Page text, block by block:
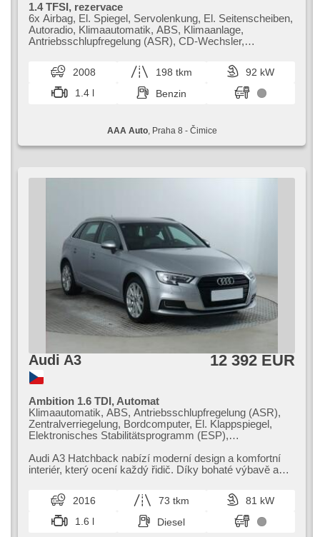
1.4 TFSI, rezervace
6x Airbag, El. Spiegel, Servolenkung, El. Seitenscheiben,
Autoradio, Klimaautomatik, ABS, Klimaanlage,
Antriebsschlupfregelung (ASR), CD-Wechsler,
(ESP), Nebelscheinwerfer, beheizte Sitze, Handgetriebe
2008 198 tkm
92 kW
1.4 l
Benzin
AAA Auto, Praha 8 - Čimice
Audi A3 12 392 EUR
Ambition 1.6 TDI, Automat
Klimaautomatik, ABS, Antriebsschlupfregelung (ASR),
Zentralverriegelung, Bordcomputer, El. Klappspiegel,
Elektronisches Stabilitätsprogramm (ESP),
Scheibenwischersensor, starten per Taste,
Reifendrucksensor, USB, El. Spiegel, Servolenkung, El.
Automatikgetriebe
Audi A3 Hatchback nabízí moderní design a komfortní
interiér,​ který ocení každý řidič. Díky bohaté výbavě a
2016 73 tkm
81 kW
1.6 l
Diesel